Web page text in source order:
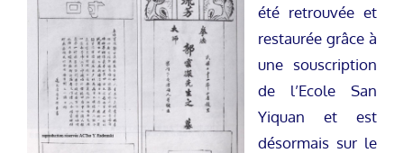
été retrouvée et
restaurée grâce à
une souscription
de l’Ecole San
Yiquan et est
désormais sur le